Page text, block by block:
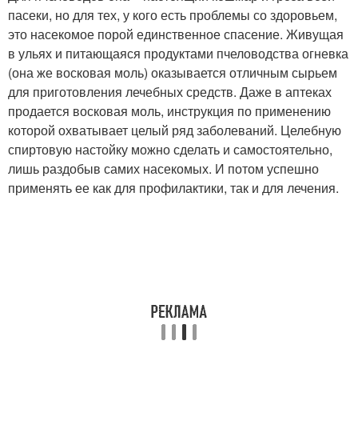
пасеки, но для тех, у кого есть проблемы со здоровьем,
это насекомое порой единственное спасение. Живущая
в ульях и питающаяся продуктами пчеловодства огневка
(она же восковая моль) оказывается отличным сырьем
для приготовления лечебных средств. Даже в аптеках
продается восковая моль, инструкция по применению
которой охватывает целый ряд заболеваний. Целебную
спиртовую настойку можно сделать и самостоятельно,
лишь раздобыв самих насекомых. И потом успешно
применять ее как для профилактики, так и для лечения.